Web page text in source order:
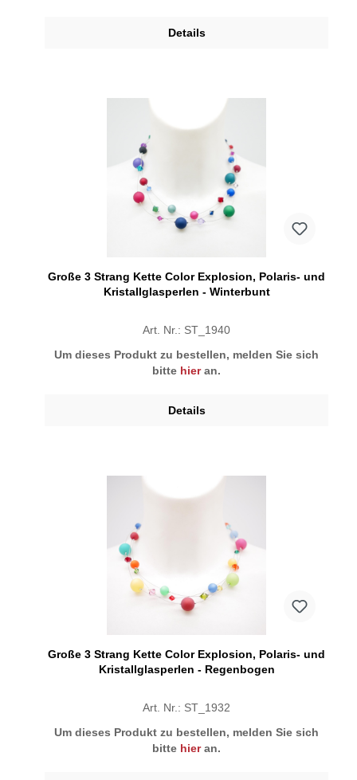
Details
Große 3 Strang Kette Color Explosion, Polaris- und
Kristallglasperlen - Winterbunt
Art. Nr.: ST_1940
Um dieses Produkt zu bestellen, melden Sie sich
bitte hieran.
Details
Große 3 Strang Kette Color Explosion, Polaris- und
Kristallglasperlen - Regenbogen
Art. Nr.: ST_1932
Um dieses Produkt zu bestellen, melden Sie sich
bitte hieran.